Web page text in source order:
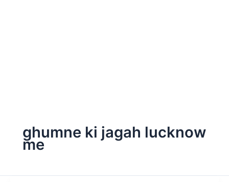
ghumne ki jagah lucknow
me